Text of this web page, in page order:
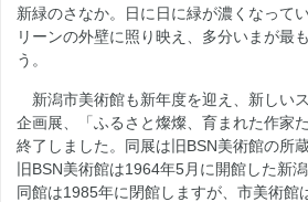
新緑のさなか。日に日に緑が濃くなって
リーンの外壁に照り映え、多分いまが最
う。
新潟市美術館も新年度を迎え、新しい
企画展、「ふるさと燦燦、育まれた作家
終了しました。同展は旧BSN美術館の所
旧BSN美術館は1964年5月に開館した新
同館は1985年に閉館しますが、市美術館